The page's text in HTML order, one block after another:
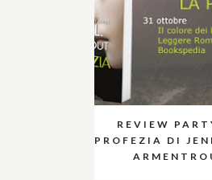
REVIEW
PROFEZIA DI